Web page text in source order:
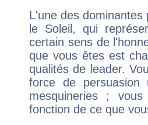
L'une des
le Soleil, qui
certain sens de
que vous êtes est
qualités de leader.
force de
mesquineries ;
fonction de ce que